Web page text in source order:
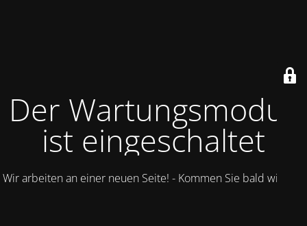
Der Wartungsmodus
ist eingeschaltet
Wir arbeiten an einer neuen Seite! - Kommen Sie bald wieder.